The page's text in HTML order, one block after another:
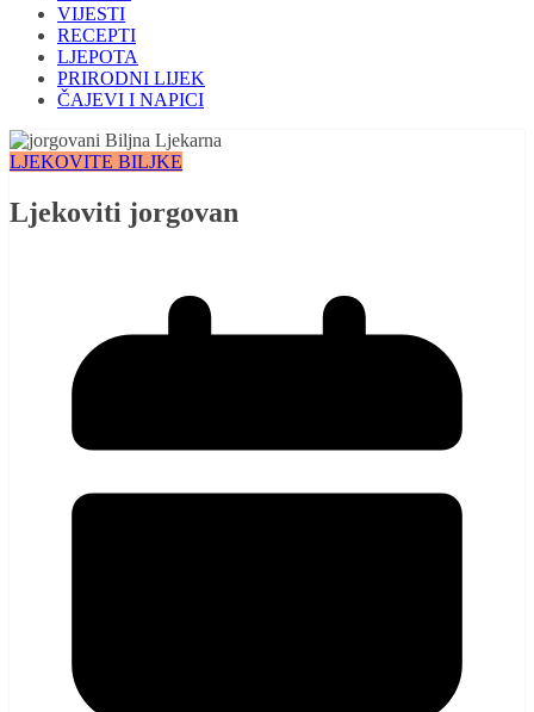
VIJESTI
RECEPTI
LJEPOTA
PRIRODNI LIJEK
ČAJEVI I NAPICI
LJEKOVITE BILJKE
Ljekoviti jorgovan